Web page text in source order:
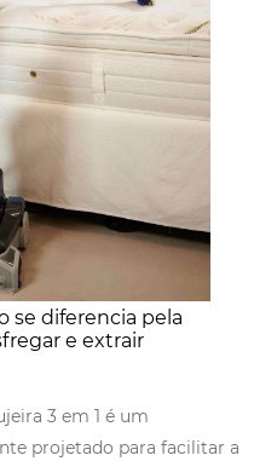
se diferencia pela
e extrair
3 em 1 é um
projetado para facilitar a